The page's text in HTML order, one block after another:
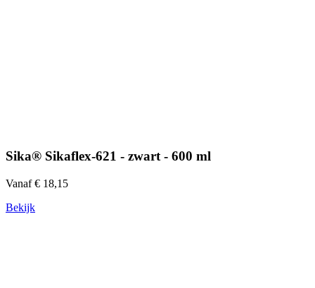
Sika® Sikaflex-621 - zwart - 600 ml
Vanaf € 18,15
Bekijk